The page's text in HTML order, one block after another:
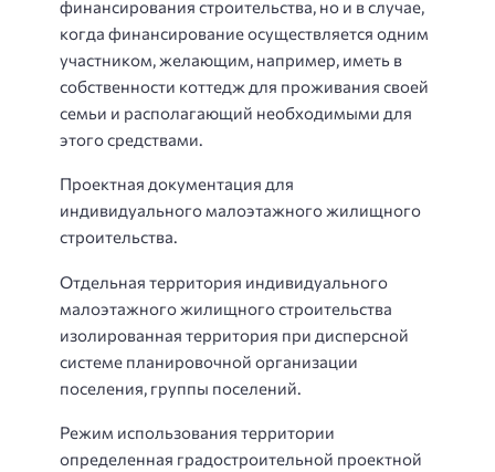
финансирования строительства, но и в случае,
когда финансирование осуществляется одним
участником, желающим, например, иметь в
собственности коттедж для проживания своей
семьи и располагающий необходимыми для
этого средствами.
Проектная документация для
индивидуального малоэтажного жилищного
строительства.
Отдельная территория индивидуального
малоэтажного жилищного строительства
изолированная территория при дисперсной
системе планировочной организации
поселения, группы поселений.
Режим использования территории
определенная градостроительной проектной